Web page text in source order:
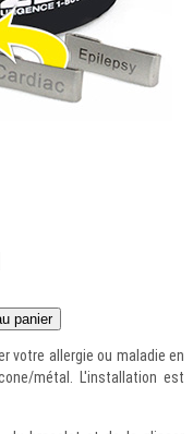
votre allergie ou maladie en
métal. L'installation est